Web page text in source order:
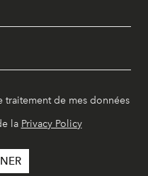
traitement de mes données
la Privacy Policy